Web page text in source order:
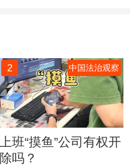
2 中国法治观察
上班“摸鱼”公司有权开
除吗？